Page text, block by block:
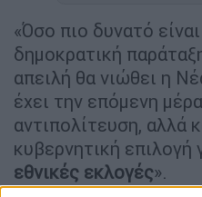
«Όσο πιο δυνατό
δημοκρατική
απειλή θα νιώθει η
έχει την επόμενη
αντιπολίτευση, αλλά
κυβερνητική επιλογή
εθνικές εκλογές».